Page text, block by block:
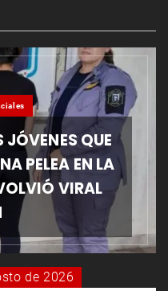
QUE
PELEA EN LA
VIRAL
de 2026